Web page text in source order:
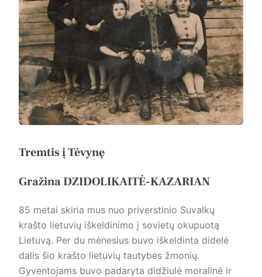
Tremtis į Tėvynę
Gražina DZIDOLIKAITĖ-KAZARIAN
85 metai skiria mus nuo priverstinio Suvalkų
krašto lietuvių iškeldinimo į sovietų okupuotą
Lietuvą. Per du mėnesius buvo iškeldinta didelė
dalis šio krašto lietuvių tautybės žmonių.
Gyventojams buvo padaryta didžiulė moralinė ir